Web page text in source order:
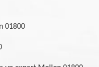
01800